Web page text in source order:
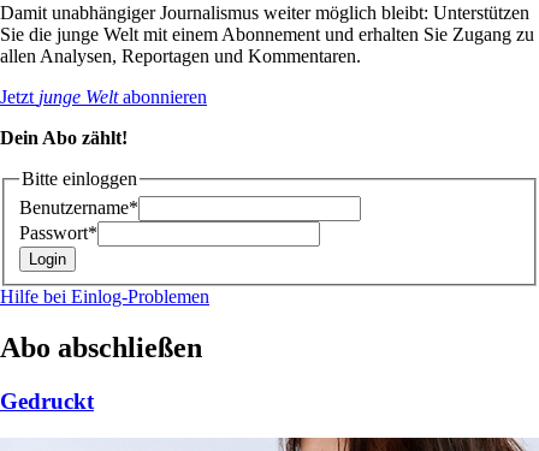
Damit unabhängiger Journalismus weiter möglich bleibt: Unterstützen
Sie die junge Welt mit einem Abonnement und erhalten Sie Zugang zu
allen Analysen, Reportagen und Kommentaren.
Jetzt junge Weltabonnieren
Dein Abo zählt!
Bitte einloggen
Benutzername*
Passwort*
Hilfe bei Einlog-Problemen
Abo abschließen
Gedruckt